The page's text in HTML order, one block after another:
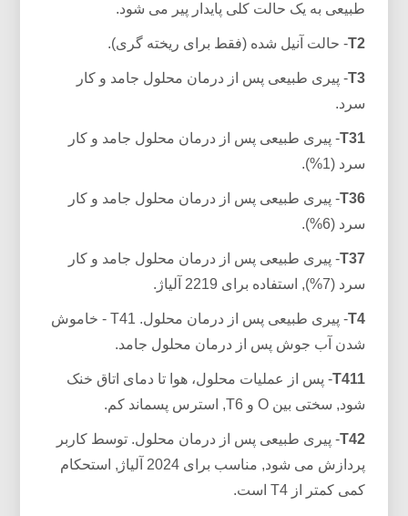
طبیعی به یک حالت کلی پایدار پیر می شود.
T2- حالت آنیل شده (فقط برای ریخته گری).
T3- پیری طبیعی پس از درمان محلول جامد و کار
سرد.
T31- پیری طبیعی پس از درمان محلول جامد و کار
سرد (1%).
T36- پیری طبیعی پس از درمان محلول جامد و کار
سرد (6%).
T37- پیری طبیعی پس از درمان محلول جامد و کار
سرد (7%), استفاده برای 2219 آلیاژ.
T4
- پیری طبیعی پس از درمان محلول. T41 - خاموش
شدن آب جوش پس از درمان محلول جامد.
T411- پس از عملیات محلول، هوا تا دمای اتاق خنک
شود, سختی بین O و T6, استرس پسماند کم.
T42- پیری طبیعی پس از درمان محلول. توسط کاربر
پردازش می شود, مناسب برای 2024 آلیاژ, استحکام
کمی کمتر از T4 است.